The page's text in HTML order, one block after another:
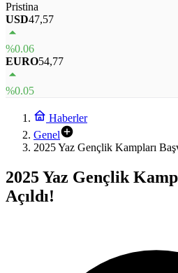
Pristina
USD47,57
%0.06
EURO54,77
%0.05
Haberler
Genel
2025 Yaz Gençlik Kampları
2025 Yaz Gençlik
Açıldı!